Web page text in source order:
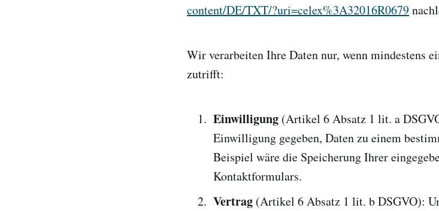
content/DE/TXT/?uri=celex%3A32016R0679
Wir verarbeiten Ihre Daten nur, wenn mindestens
zutrifft:
Einwilligung (Artikel 6 Absatz 1 lit. a
Einwilligung gegeben, Daten zu einem
Beispiel wäre die Speicherung Ihrer
Kontaktformulars.
Vertrag (Artikel 6 Absatz 1 lit. b DSGVO):